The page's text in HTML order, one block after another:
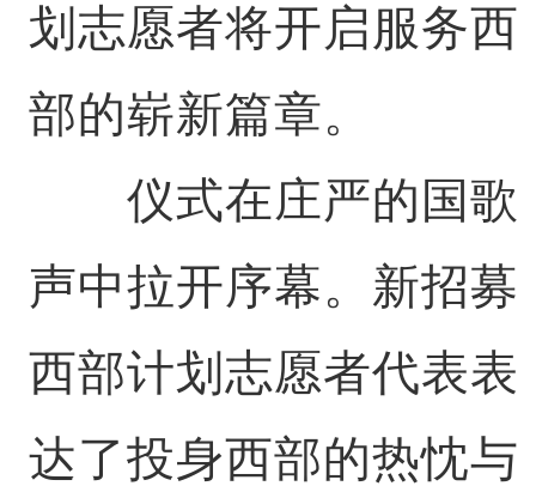
划志愿者将开启服务西
部的崭新篇章。
仪式在庄严的国歌
声中拉开序幕。新招募
西部计划志愿者代表表
达了投身西部的热忱与